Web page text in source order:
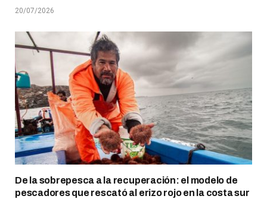
20/07/2026
De la sobrepesca a la recuperación: el modelo de
pescadores que rescató al erizo rojo en la costa sur